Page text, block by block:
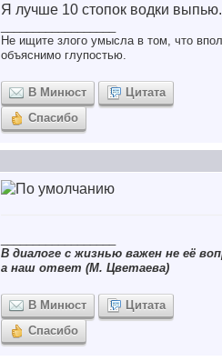
Я лучше 10 стопок водки выпью.
Не ищите злого умысла в том, что
объяснимо глупостью.
В Минюст
Цитата
Спасибо
В диалоге с жизнью важен не её
а наш ответ (М. Цветаева)
В Минюст
Цитата
Спасибо